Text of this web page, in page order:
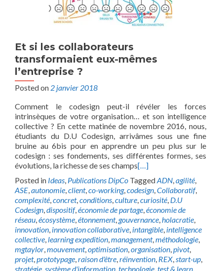
Et si les collaborateurs
transformaient eux-mêmes
l’entreprise ?
Posted on 2 janvier 2018
Comment le codesign peut-il révéler les forces
intrinsèques de votre organisation… et son intelligence
collective ? En cette matinée de novembre 2016, nous,
étudiants du D.U Codesign, arrivâmes sous une fine
bruine au 6bis pour en apprendre un peu plus sur le
codesign : ses fondements, ses différentes formes, ses
évolutions, la richesse de ses champs[…]
Posted in Ideas, Publications DipCo TaggedADN,agilité,
ASE,autonomie,client,co-working,codesign,Collaboratif,
complexité,concret,conditions,culture,curiosité, D.U
Codesign,dispositif,économie de partage,économie de
réseau,écosystème,étonnement,gouvernance,holacratie,
innovation, innovation collaborative, intangible, intelligence
collective, learning expedition,management,méthodologie,
mgtaylor,mouvement,optimisation,organisation,pivot,
projet,prototypage,raison d'être,réinvention, REX,start-up,
stratégie,système d'information,technologie,test & learn,